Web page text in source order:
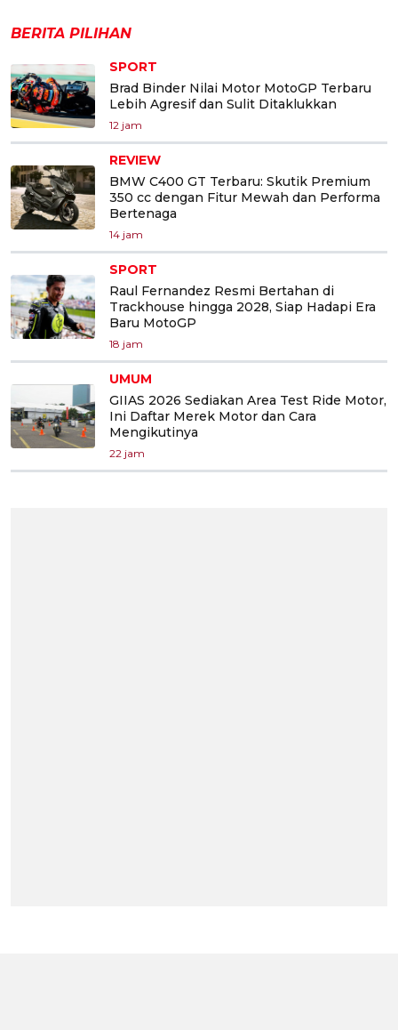
BERITA PILIHAN
SPORT
Brad Binder Nilai Motor MotoGP Terbaru
Lebih Agresif dan Sulit Ditaklukkan
12 jam
REVIEW
BMW C400 GT Terbaru: Skutik Premium
350 cc dengan Fitur Mewah dan Performa
Bertenaga
14 jam
SPORT
Raul Fernandez Resmi Bertahan di
Trackhouse hingga 2028, Siap Hadapi Era
Baru MotoGP
18 jam
UMUM
GIIAS 2026 Sediakan Area Test Ride Motor,
Ini Daftar Merek Motor dan Cara
Mengikutinya
22 jam